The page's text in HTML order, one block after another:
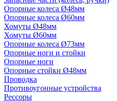
Опорные колеса Ø48мм
Опорные колеса Ø60мм
Хомуты Ø48мм
Хомуты Ø60мм
Опорные колеса Ø73мм
Опорные ноги и стойки
Опорные ноги
Опорные стойки Ø48мм
Проводка
Противоугонные устройства
Рессоры